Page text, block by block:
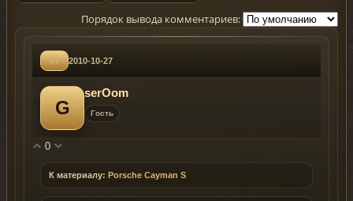
Порядок вывода комментариев:
#7 2010-10-27
G
serOom
Гость
0
К материалу: Porsche Cayman S